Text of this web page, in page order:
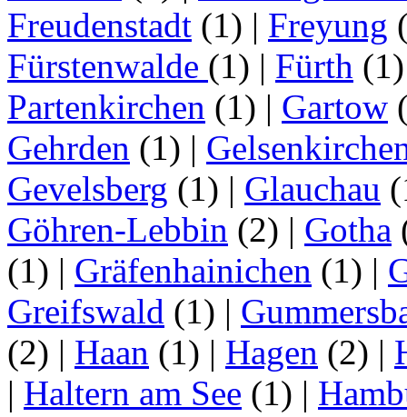
Freudenstadt (1) | Freyung
Fürstenwalde (1) | Fürth
Partenkirchen (1) | Gartow
Gehrden (1) |
Gevelsberg (1) | Glauchau
Göhren-Lebbin (2) | Gotha
(1) | Gräfenhainichen (1) |
Greifswald (1) |
(2) | Haan (1) | Hagen (2) |
| Haltern am See (1) |